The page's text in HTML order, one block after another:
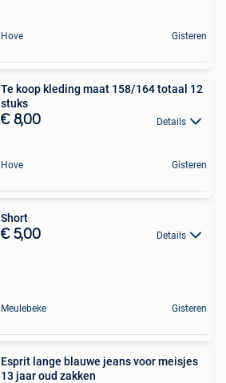
Hove Gisteren
Te koop kleding maat 158/164 totaal 12
stuks
€ 8,00 Details
Hove Gisteren
Short
€ 5,00 Details
Meulebeke Gisteren
Esprit lange blauwe jeans voor meisjes
13 jaar oud zakken